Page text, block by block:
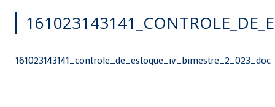
161023143141_controle_de_estoque_iv_bimestre_2_023_doc